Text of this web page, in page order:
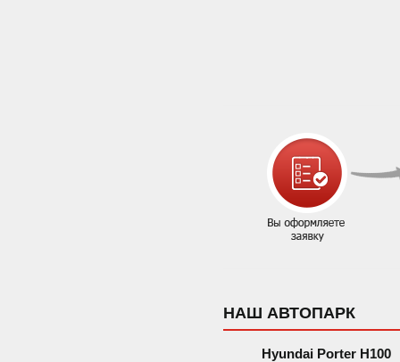
НАШ АВТОПАРК
Hyundai Porter H100